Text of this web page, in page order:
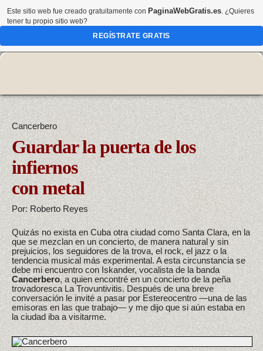
Cancerbero
Guardar la puerta de los
infiernos
con metal
Por: Roberto Reyes
Quizás no exista en Cuba otra ciudad como Santa Clara, en la
que se mezclan en un concierto, de manera natural y sin
prejuicios, los seguidores de la trova, el rock, el jazz o la
tendencia musical más experimental. A esta circunstancia se
debe mi encuentro con Iskander, vocalista de la banda
Cancerbero, a quien encontré en un concierto de la peña
trovadoresca La Trovuntivitis. Después de una breve
conversación le invité a pasar por Estereocentro —una de las
emisoras en las que trabajo— y me dijo que si aún estaba en
la ciudad iba a visitarme.
Este sitio web fue creado gratuitamente con PaginaWebGratis.es. ¿Quieres
tener tu propio sitio web?
REGÍSTRATE GRATIS